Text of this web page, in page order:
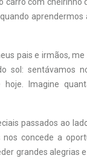
aprendermos
pais e irmãos,
sol: sentávamos
Imagine
passados ao
concede a
grandes alegrias